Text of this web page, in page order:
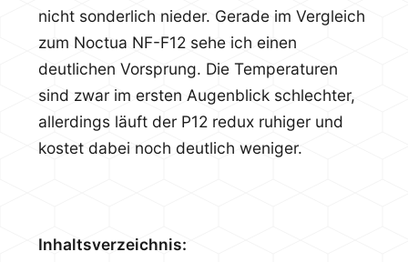
nicht sonderlich nieder. Gerade im Vergleich
zum Noctua NF-F12 sehe ich einen
deutlichen Vorsprung. Die Temperaturen
sind zwar im ersten Augenblick schlechter,
allerdings läuft der P12 redux ruhiger und
kostet dabei noch deutlich weniger.
Inhaltsverzeichnis: